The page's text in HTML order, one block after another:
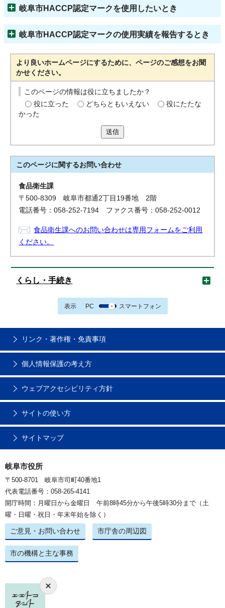
岐阜市HACCP認定マークを使用したいとき
岐阜市HACCP認定マークの使用実績を報告するとき
より良いホームページにするために、ページのご感想をお聞
かせください。
このページの情報は役に立ちましたか？
役に立った
どちらともいえない
役にたたな
かった
送信
このページに関するお問い合わせ
食品衛生課
〒500-8309 岐阜市都通2丁目19番地 2階
電話番号：058-252-7194 ファクス番号：058-252-0012
食品衛生課へのお問い合わせは専用フォームをご利用
ください。
くらし・手続き
表示 PC スマートフォン
リンク・著作権・免責事項
個人情報保護の考え方
ウェブアクセシビリティ方針
サイトの使い方
サイトマップ
岐阜市役所
〒500-8701 岐阜市司町40番地1
代表電話番号：058-265-4141
開庁時間：月曜日から金曜日 午前8時45分から午後5時30分まで（土
曜・日曜・祝日・年末年始を除く）
ご意見・お問い合わせ 市庁舎の周辺図
市の機構と主な事務